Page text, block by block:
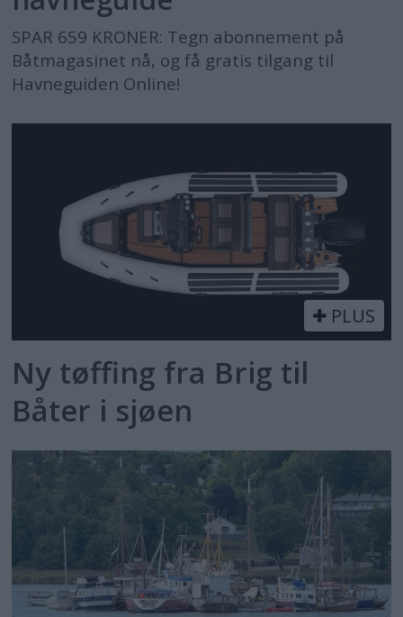
SPAR 659 KRONER: Tegn abonnement på
Båtmagasinet nå, og få gratis tilgang til
Havneguiden Online!
PLUS
Ny tøffing fra Brig til
Båter i sjøen